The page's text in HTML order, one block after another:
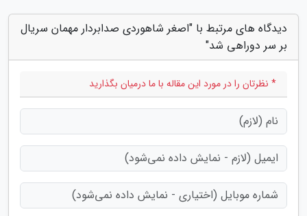
دیدگاه های مرتبط با "اصغر شاهوردی صدابردار مهمان سریال
بر سر دوراهی شد"
* نظرتان را در مورد این مقاله با ما درمیان بگذارید